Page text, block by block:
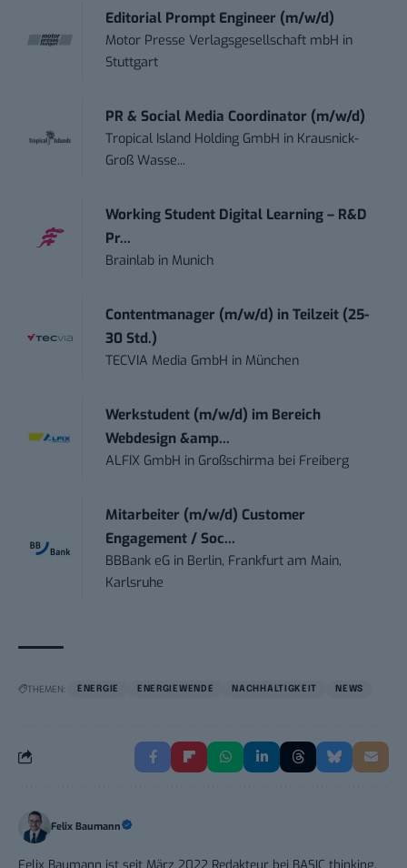
Editorial Prompt Engineer (m/w/d)
Motor Presse Verlagsgesellschaft mbH in
Stuttgart
PR & Social Media Coordinator (m/w/d)
Tropical Island Holding GmbH in Krausnick-
Groß Wasse...
Working Student Digital Learning – R&D
Pr...
Brainlab in Munich
Contentmanager (m/w/d) in Teilzeit (25-
30 Std.)
TECVIA Media GmbH in München
Werkstudent (m/w/d) im Bereich
Webdesign &amp...
ALFIX GmbH in Großschirma bei Freiberg
Mitarbeiter (m/w/d) Customer
Engagement / Soc...
BBBank eG in Berlin, Frankfurt am Main,
Karlsruhe
THEMEN: ENERGIE ENERGIEWENDE NACHHALTIGKEIT NEWS
Felix Baumann
Felix Baumann ist seit März 2022 Redakteur bei BASIC thinking.